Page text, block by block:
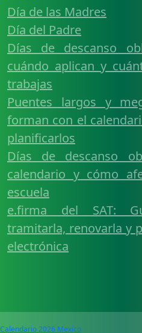
Día de las Madres
Día del Padre
Días de descanso
cuándo aplican y
trabajas
Puentes largos y
forman con el
planificarlos
Días de descanso
calendario y cómo
escuela
e.firma del SAT:
tramitarla, renovarla y
electrónica
Calendario 2026 Mexico